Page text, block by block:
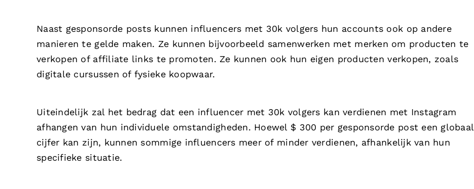
Naast gesponsorde posts kunnen influencers met 30k volgers hun accounts ook op andere
manieren te gelde maken. Ze kunnen bijvoorbeeld samenwerken met merken om producten te
verkopen of affiliate links te promoten. Ze kunnen ook hun eigen producten verkopen, zoals
digitale cursussen of fysieke koopwaar.
Uiteindelijk zal het bedrag dat een influencer met 30k volgers kan verdienen met Instagram
afhangen van hun individuele omstandigheden. Hoewel $ 300 per gesponsorde post een globaal
cijfer kan zijn, kunnen sommige influencers meer of minder verdienen, afhankelijk van hun
specifieke situatie.